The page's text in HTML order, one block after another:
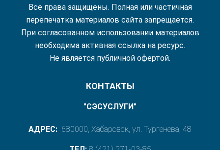
Все права защищены. Полная или частичная
перепечатка материалов сайта запрещается.
При согласованном использовании материалов
необходима активная ссылка на ресурс.
Не является публичной офертой.
КОНТАКТЫ
"СЭСУСЛУГИ"
АДРЕС: 680000, Хабаровск, ул. Тургенева, 48